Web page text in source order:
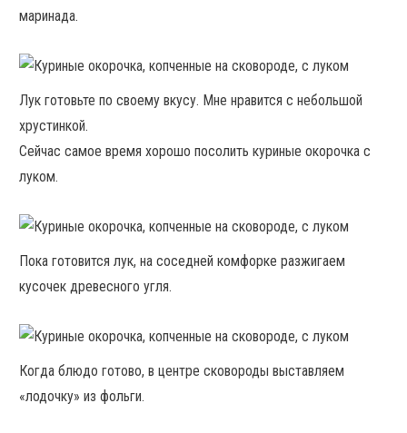
маринада.
Лук готовьте по своему вкусу. Мне нравится с небольшой
хрустинкой.
Сейчас самое время хорошо посолить куриные окорочка с
луком.
Пока готовится лук, на соседней комфорке разжигаем
кусочек древесного угля.
Когда блюдо готово, в центре сковороды выставляем
«лодочку» из фольги.